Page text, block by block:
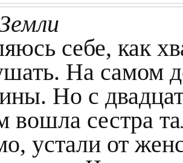
себе, как
На самом
Но с
вошла сестра
устали от